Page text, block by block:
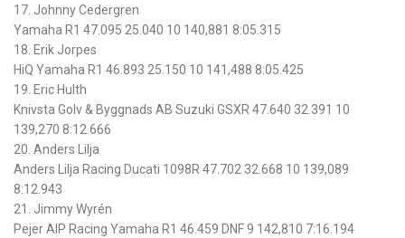
17. Johnny Cedergren
Yamaha R1 47.095 25.040 10 140,881 8:05.315
18. Erik Jorpes
HiQ Yamaha R1 46.893 25.150 10 141,488 8:05.425
19. Eric Hulth
Knivsta Golv & Byggnads AB Suzuki GSXR 47.640 32.391 10
139,270 8:12.666
20. Anders Lilja
Anders Lilja Racing Ducati 1098R 47.702 32.668 10 139,089
8:12.943
21. Jimmy Wyrén
Pejer AIP Racing Yamaha R1 46.459 DNF 9 142,810 7:16.194